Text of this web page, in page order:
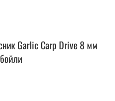
Garlic Carp Drive 8 мм